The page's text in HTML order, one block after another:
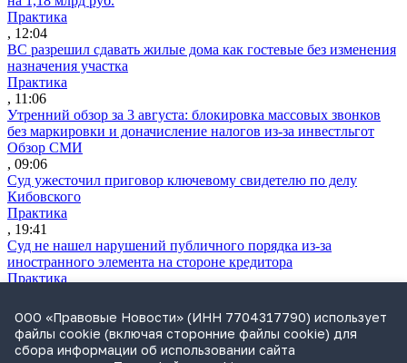
Практика
, 12:04
ВС разрешил сдавать жилые дома как гостевые без изменения
назначения участка
Практика
, 11:06
Утренний обзор за 3 августа: блокировка массовых звонков
без маркировки и доначисление налогов из-за инвестльгот
Обзор СМИ
, 09:06
Суд ужесточил приговор ключевому свидетелю по делу
Кибовского
Практика
, 19:41
Суд не нашел нарушений публичного порядка из-за
иностранного элемента на стороне кредитора
Практика
В «Деловой России» прокомментировали арест руководства
«Эфко»
Практика
, 17:49
ООО «Правовые Новости» (ИНН 7704317790) использует
файлы cookie (включая сторонние файлы cookie) для
сбора информации об использовании сайта